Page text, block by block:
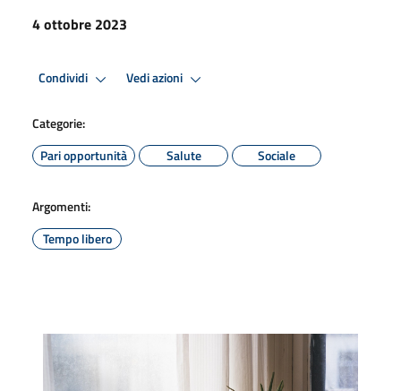
4 ottobre 2023
Condividi Vedi azioni
Categorie:
Pari opportunità
Salute Sociale
Argomenti:
Tempo libero